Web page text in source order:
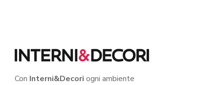
Con Interni&Decori ogni ambiente